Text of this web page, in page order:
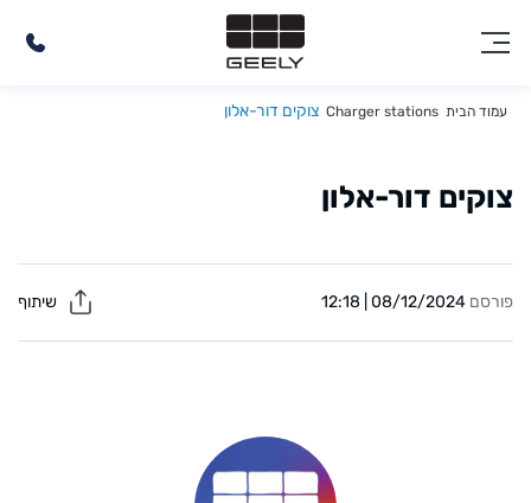
עמוד הבית Charger stations צוקים דור-אלון
צוקים דור-אלון
פורסם 08/12/2024 | 12:18